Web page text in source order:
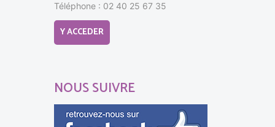
Téléphone : 02 40 25 67 35
Y ACCEDER
NOUS SUIVRE